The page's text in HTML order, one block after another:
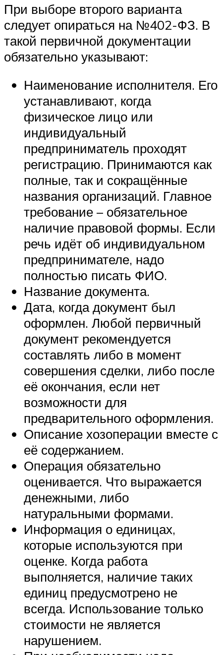
При выборе второго варианта
следует опираться на №402-ФЗ. В
такой первичной документации
обязательно указывают:
Наименование исполнителя. Его
устанавливают, когда
физическое лицо или
индивидуальный
предприниматель проходят
регистрацию. Принимаются как
полные, так и сокращённые
названия организаций. Главное
требование – обязательное
наличие правовой формы. Если
речь идёт об индивидуальном
предпринимателе, надо
полностью писать ФИО.
Название документа.
Дата, когда документ был
оформлен. Любой первичный
документ рекомендуется
составлять либо в момент
совершения сделки, либо после
её окончания, если нет
возможности для
предварительного оформления.
Описание хозоперации вместе с
её содержанием.
Операция обязательно
оценивается. Что выражается
денежными, либо
натуральными формами.
Информация о единицах,
которые используются при
оценке. Когда работа
выполняется, наличие таких
единиц предусмотрено не
всегда. Использование только
стоимости не является
нарушением.